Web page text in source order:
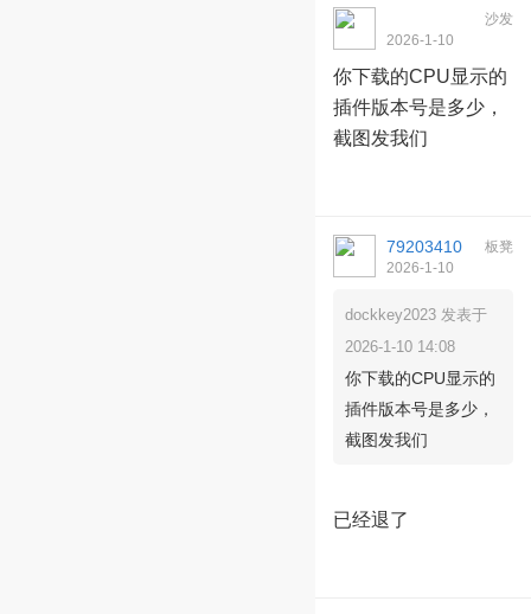
部回复 沙发
dockkey2023
2026-1-10
你下载的CPU显示的
插件版本号是多少，
截图发我们
板凳
79203410
2026-1-10
dockkey2023 发表于
2026-1-10 14:08
你下载的CPU显示的
插件版本号是多少，
截图发我们
已经退了